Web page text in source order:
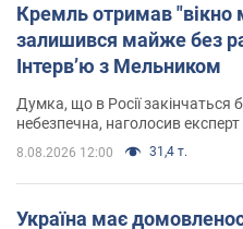
Кремль отримав
залишився майже без
Інтерв’ю з Мельником
Думка, що в Росії закінчаться
небезпечна, наголосив експерт
8.08.2026 12:00 31,4 т.
Україна має